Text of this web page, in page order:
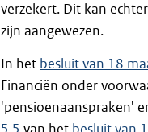
verzekert. Dit kan
zijn aangewezen.
In het besluit van 18
Financiën onder
'pensioenaanspraken'